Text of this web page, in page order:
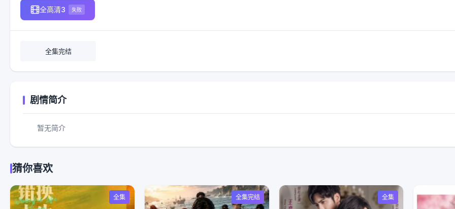
全高清3 失败
全集完结
剧情简介
暂无简介
猜你喜欢
全集 全集完结 全集